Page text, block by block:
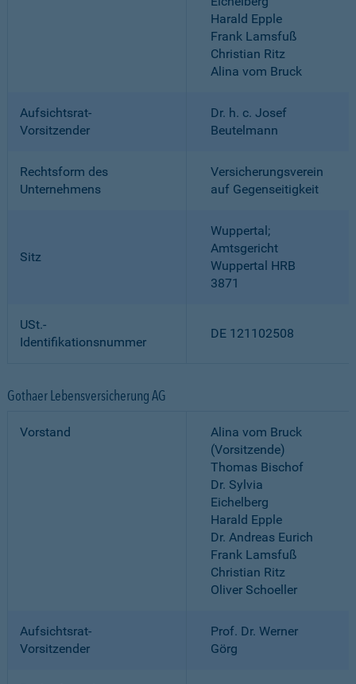
Harald Epple
Frank Lamsfuß
Christian Ritz
Alina vom Bruck
Aufsichtsrat-
Vorsitzender
Dr. h. c. Josef
Beutelmann
Rechtsform des
Unternehmens
Versicherungsverein
auf Gegenseitigkeit
Sitz
Wuppertal;
Amtsgericht
Wuppertal HRB
3871
USt.-
Identifikationsnummer
DE 121102508
Gothaer Lebensversicherung AG
Vorstand
Alina vom Bruck
(Vorsitzende)
Thomas Bischof
Dr. Sylvia
Eichelberg
Harald Epple
Dr. Andreas Eurich
Frank Lamsfuß
Christian Ritz
Oliver Schoeller
Aufsichtsrat-
Vorsitzender
Prof. Dr. Werner
Görg